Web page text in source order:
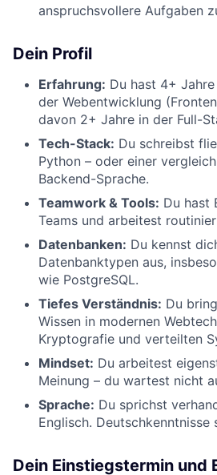
anspruchsvollere Aufgaben
Dein Profil
Erfahrung: Du hast 4+
der Webentwicklung
davon 2+ Jahre in der Full-
Tech-Stack: Du schreibst
Python – oder einer
Backend-Sprache.
Teamwork & Tools: Du hast
Teams und arbeitest
Datenbanken: Du kennst
Datenbanktypen aus,
wie PostgreSQL.
Tiefes Verständnis: Du
Wissen in modernen
Kryptografie und verteilten
Mindset: Du arbeitest
Meinung – du wartest nicht
Sprache: Du sprichst
Englisch. Deutschkenntnisse
Dein Einstiegstermin und